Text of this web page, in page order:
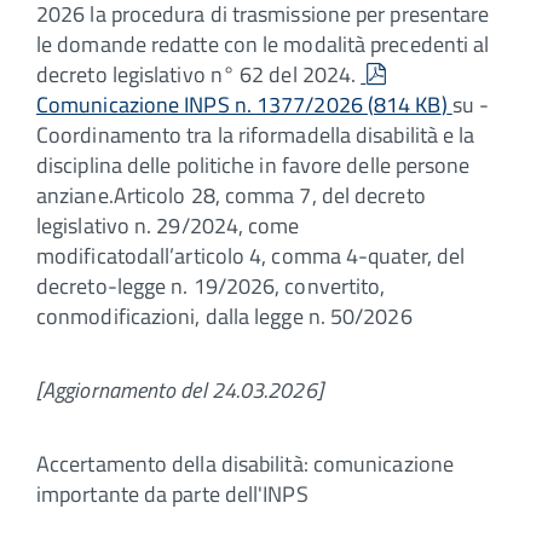
2026 la procedura di trasmissione per presentare
le domande redatte con le modalità precedenti al
decreto legislativo n° 62 del 2024.
Comunicazione INPS n. 1377/2026(814 KB)su -
Coordinamento tra la riformadella disabilità e la
disciplina delle politiche in favore delle persone
anziane.Articolo 28, comma 7, del decreto
legislativo n. 29/2024, come
modificatodall’articolo 4, comma 4-quater, del
decreto-legge n. 19/2026, convertito,
conmodificazioni, dalla legge n. 50/2026
[Aggiornamento del 24.03.2026]
Accertamento della disabilità: comunicazione
importante da parte dell'INPS